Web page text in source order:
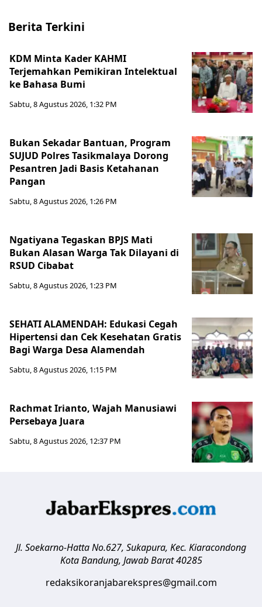
Berita Terkini
KDM Minta Kader KAHMI
Terjemahkan Pemikiran Intelektual
ke Bahasa Bumi
Sabtu, 8 Agustus 2026, 1:32 PM
Bukan Sekadar Bantuan, Program
SUJUD Polres Tasikmalaya Dorong
Pesantren Jadi Basis Ketahanan
Pangan
Sabtu, 8 Agustus 2026, 1:26 PM
Ngatiyana Tegaskan BPJS Mati
Bukan Alasan Warga Tak Dilayani di
RSUD Cibabat
Sabtu, 8 Agustus 2026, 1:23 PM
SEHATI ALAMENDAH: Edukasi Cegah
Hipertensi dan Cek Kesehatan Gratis
Bagi Warga Desa Alamendah
Sabtu, 8 Agustus 2026, 1:15 PM
Rachmat Irianto, Wajah Manusiawi
Persebaya Juara
Sabtu, 8 Agustus 2026, 12:37 PM
Jl. Soekarno-Hatta No.627, Sukapura, Kec. Kiaracondong
Kota Bandung, Jawab Barat 40285
redaksikoranjabarekspres@gmail.com